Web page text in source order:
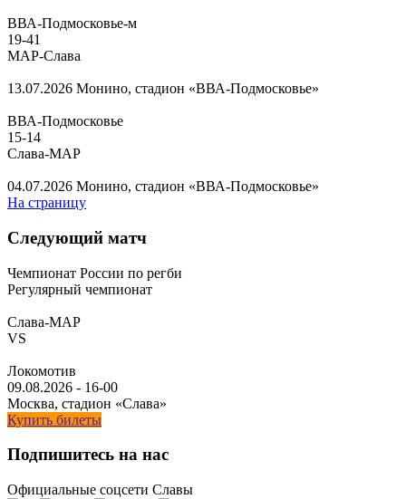
ВВА-Подмосковье-м
19-41
МАР-Слава
13.07.2026 Монино, стадион «ВВА-Подмосковье»
ВВА-Подмосковье
15-14
Слава-МАР
04.07.2026 Монино, стадион «ВВА-Подмосковье»
На страницу
Следующий матч
Чемпионат России по регби
Регулярный чемпионат
Слава-МАР
VS
Локомотив
09.08.2026 - 16-00
Москва, стадион «Слава»
Купить билеты
Подпишитесь на нас
Официальные соцсети Славы